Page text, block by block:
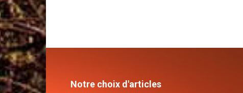
Notre choix d'articles